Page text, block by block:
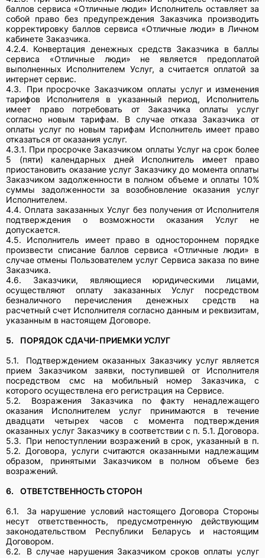
баллов сервиса «Отличные люди» Исполнитель оставляет за
собой право без предупреждения Заказчика производить
корректировку баллов сервиса «Отличные люди» в Личном
кабинете Заказчика.
4.2.4. Конвертация денежных средств Заказчика в баллы
сервиса «Отличные люди» не является предоплатой
выполненных Исполнителем Услуг, а считается оплатой за
интернет сервис.
4.3.
При просрочке Заказчиком оплаты услуг и изменения
тарифов Исполнителя в указанный период, Исполнитель
имеет право потребовать от Заказчика оплаты услуг
согласно новым тарифам. В случае отказа Заказчика от
оплаты услуг по новым тарифам Исполнитель имеет право
отказаться от оказания услуг.
4.3.1. При просрочке Заказчиком оплаты Услуг на срок более
5 (пяти) календарных дней Исполнитель имеет право
приостановить оказание услуг Заказчику до момента оплаты
Заказчиком задолженности в полном объеме и оплаты 10%
суммы задолженности за возобновление оказания услуг
Исполнителем.
4.4. Оплата заказанных Услуг без получения от Исполнителя
подтверждения о возможности оказания Услуг не
допускается.
4.5. Исполнитель имеет право в одностороннем порядке
произвести списание баллов сервиса «Отличные люди» в
случае отмены Пользователем услуг Сервиса заказа по вине
Заказчика.
4.6. Заказчики, являющиеся юридическими лицами,
осуществляют оплату заказанных Услуг посредством
безналичного перечисления денежных средств на
расчетный счет Исполнителя согласно данным и реквизитам,
указанным в настоящем Договоре.
5.
ПОРЯДОК СДАЧИ-ПРИЕМКИ УСЛУГ
5.1.
Подтверждением оказанных Заказчику услуг является
прием Заказчиком заявки, поступившей от Исполнителя
посредством смс на мобильный номер Заказчика, с
которого осуществлена его регистрация на Сервисе.
5.2.
Возражения Заказчика по факту ненадлежащего
оказания Исполнителем услуг принимаются в течение
двадцати четырех часов с момента подтверждения
оказанных услуг Заказчику в соответствии с п. 5.1. Договора.
5.3. При непоступлении возражений в срок, указанный в п.
5.2. Договора, услуги считаются оказанными надлежащим
образом, принятыми Заказчиком в полном объеме без
возражений.
6.
ОТВЕТСТВЕННОСТЬ СТОРОН
6.1.
За нарушение условий настоящего Договора Стороны
несут ответственность, предусмотренную действующим
законодательством Республики Беларусь и настоящим
Договором.
6.2.
В случае нарушения Заказчиком сроков оплаты услуг